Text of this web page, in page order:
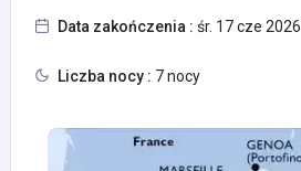
Data zakończenia : śr. 17 cze 2026
Liczba nocy : 7 nocy